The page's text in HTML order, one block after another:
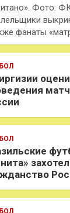
Фото:
фанаты